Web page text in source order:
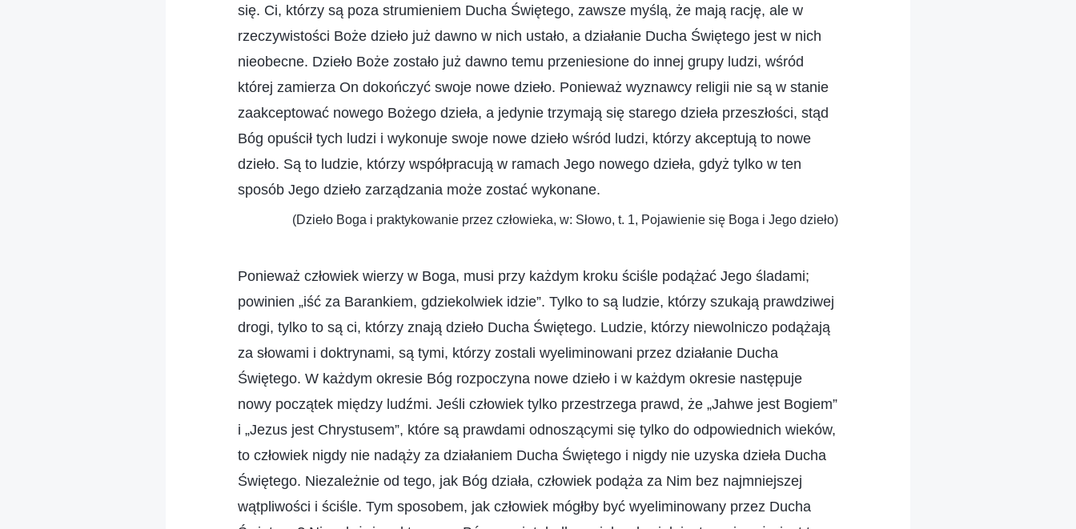
się. Ci, którzy są poza strumieniem Ducha Świętego, zawsze myślą, że mają rację, ale w
rzeczywistości Boże dzieło już dawno w nich ustało, a działanie Ducha Świętego jest w nich
nieobecne. Dzieło Boże zostało już dawno temu przeniesione do innej grupy ludzi, wśród
której zamierza On dokończyć swoje nowe dzieło. Ponieważ wyznawcy religii nie są w stanie
zaakceptować nowego Bożego dzieła, a jedynie trzymają się starego dzieła przeszłości, stąd
Bóg opuścił tych ludzi i wykonuje swoje nowe dzieło wśród ludzi, którzy akceptują to nowe
dzieło. Są to ludzie, którzy współpracują w ramach Jego nowego dzieła, gdyż tylko w ten
sposób Jego dzieło zarządzania może zostać wykonane.
(Dzieło Boga i praktykowanie przez człowieka, w: Słowo, t. 1, Pojawienie się Boga i Jego dzieło)
Ponieważ człowiek wierzy w Boga, musi przy każdym kroku ściśle podążać Jego śladami;
powinien „iść za Barankiem, gdziekolwiek idzie”. Tylko to są ludzie, którzy szukają prawdziwej
drogi, tylko to są ci, którzy znają dzieło Ducha Świętego. Ludzie, którzy niewolniczo podążają
za słowami i doktrynami, są tymi, którzy zostali wyeliminowani przez działanie Ducha
Świętego. W każdym okresie Bóg rozpoczyna nowe dzieło i w każdym okresie następuje
nowy początek między ludźmi. Jeśli człowiek tylko przestrzega prawd, że „Jahwe jest Bogiem”
i „Jezus jest Chrystusem”, które są prawdami odnoszącymi się tylko do odpowiednich wieków,
to człowiek nigdy nie nadąży za działaniem Ducha Świętego i nigdy nie uzyska dzieła Ducha
Świętego. Niezależnie od tego, jak Bóg działa, człowiek podąża za Nim bez najmniejszej
wątpliwości i ściśle. Tym sposobem, jak człowiek mógłby być wyeliminowany przez Ducha